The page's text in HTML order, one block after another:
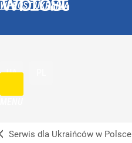
WPROST UKRAINA
UA
Serwis dla Ukraińców w Polsce